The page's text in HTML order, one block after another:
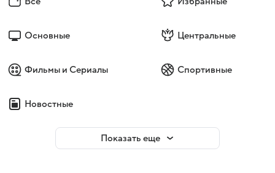
Основные Центральные
Фильмы и Сериалы Спортивные
Новостные
Показать еще